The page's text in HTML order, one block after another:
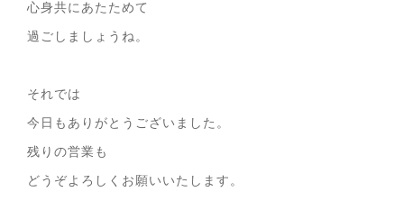
心身共にあたためて
過ごしましょうね。
それでは
今日もありがとうございました。
残りの営業も
どうぞよろしくお願いいたします。